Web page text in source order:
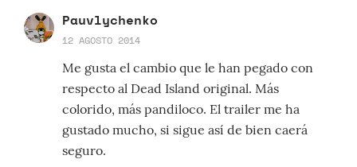
Pauvlychenko
12 AGOSTO 2014
Me gusta el cambio que le han pegado con
respecto al Dead Island original. Más
colorido, más pandiloco. El trailer me ha
gustado mucho, si sigue así de bien caerá
seguro.